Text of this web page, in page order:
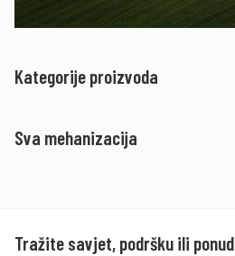
Kategorije proizvoda
Sva mehanizacija
Tražite savjet, podršku ili